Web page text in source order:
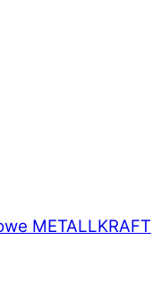
METALLKRAFT